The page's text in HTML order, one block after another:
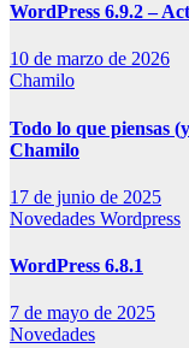
WordPress 6.9.2 –
10 de marzo de 2026
Chamilo
Todo lo que piensas
Chamilo
17 de junio de 2025
Novedades Wordpress
WordPress 6.8.1
7 de mayo de 2025
Novedades